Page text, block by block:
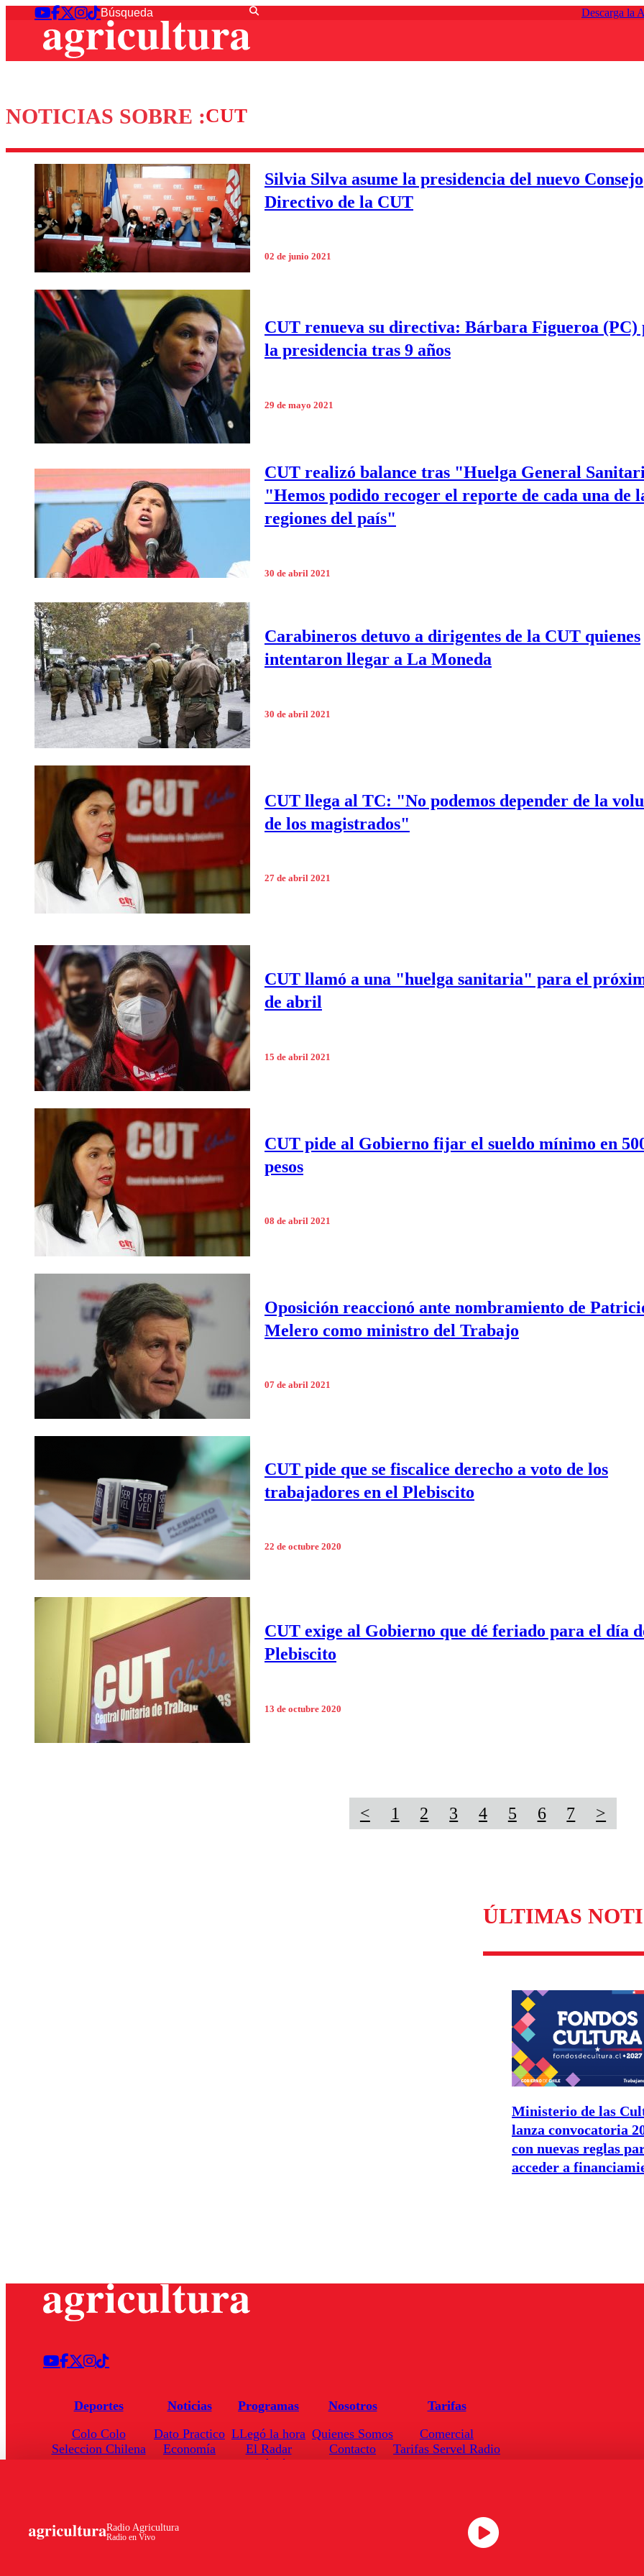
Descarga la
NOTICIAS SOBRE :CUT
Silvia Silva asume la presidencia del nuevo Consejo
Directivo de la CUT
02 de junio 2021
CUT renueva su directiva: Bárbara Figueroa (PC)
la presidencia tras 9 años
29 de mayo 2021
CUT realizó balance tras "Huelga General
"Hemos podido recoger el reporte de cada una de
regiones del país"
30 de abril 2021
Carabineros detuvo a dirigentes de la CUT quienes
intentaron llegar a La Moneda
30 de abril 2021
CUT llega al TC: "No podemos depender de la
de los magistrados"
27 de abril 2021
CUT llamó a una "huelga sanitaria" para el
de abril
15 de abril 2021
CUT pide al Gobierno fijar el sueldo mínimo en
pesos
08 de abril 2021
Oposición reaccionó ante nombramiento de
Melero como ministro del Trabajo
07 de abril 2021
CUT pide que se fiscalice derecho a voto de los
trabajadores en el Plebiscito
22 de octubre 2020
CUT exige al Gobierno que dé feriado para el día
Plebiscito
13 de octubre 2020
< 1 2 3 4 5 6 7 >
ÚLTIMAS
Ministerio de las
lanza convocatoria
con nuevas reglas
acceder a
Radio Agricultura
Radio en Vivo
Deportes
Colo Colo
Seleccion Chilena
Noticias
Dato Practico
Economía
Programas
LLegó la hora
El Radar
Enfoqué Público
Nosotros
Quienes Somos
Contacto
Tarifas
Comercial
Tarifas Servel Radio